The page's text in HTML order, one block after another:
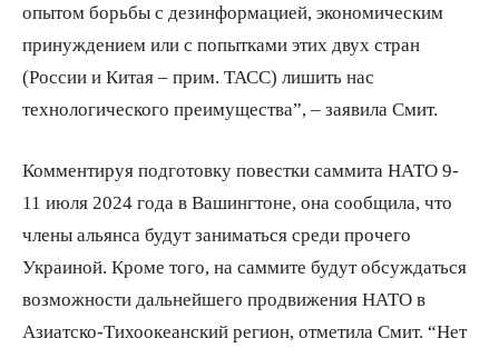
опытом борьбы с дезинформацией, экономическим
принуждением или с попытками этих двух стран
(России и Китая – прим. ТАСС) лишить нас
технологического преимущества”, – заявила Смит.
Комментируя подготовку повестки саммита НАТО 9-
11 июля 2024 года в Вашингтоне, она сообщила, что
члены альянса будут заниматься среди прочего
Украиной. Кроме того, на саммите будут обсуждаться
возможности дальнейшего продвижения НАТО в
Азиатско-Тихоокеанский регион, отметила Смит. “Нет